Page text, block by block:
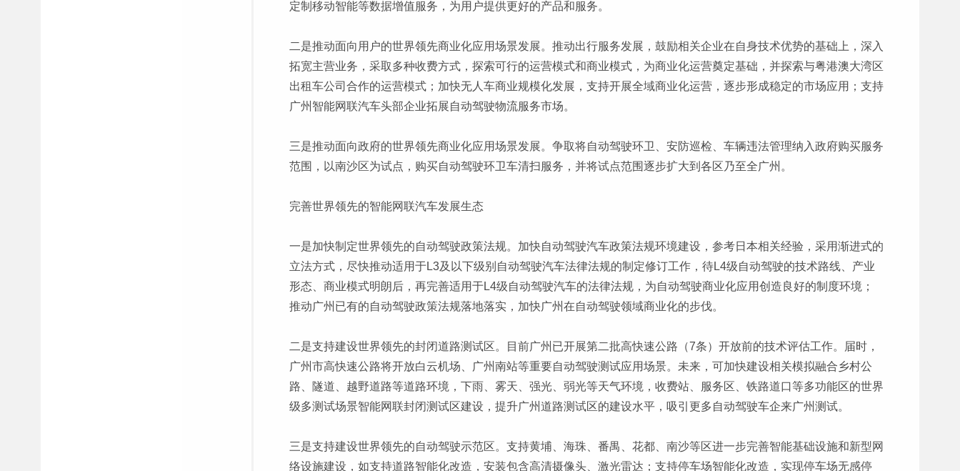
定制移动智能等数据增值服务，为用户提供更好的产品和服务。
二是推动面向用户的世界领先商业化应用场景发展。推动出行服务发展，鼓励相关企业在自身技术优势的基础上，深入
拓宽主营业务，采取多种收费方式，探索可行的运营模式和商业模式，为商业化运营奠定基础，并探索与粤港澳大湾区
出租车公司合作的运营模式；加快无人车商业规模化发展，支持开展全域商业化运营，逐步形成稳定的市场应用；支持
广州智能网联汽车头部企业拓展自动驾驶物流服务市场。
三是推动面向政府的世界领先商业化应用场景发展。争取将自动驾驶环卫、安防巡检、车辆违法管理纳入政府购买服务
范围，以南沙区为试点，购买自动驾驶环卫车清扫服务，并将试点范围逐步扩大到各区乃至全广州。
完善世界领先的智能网联汽车发展生态
一是加快制定世界领先的自动驾驶政策法规。加快自动驾驶汽车政策法规环境建设，参考日本相关经验，采用渐进式的
立法方式，尽快推动适用于L3及以下级别自动驾驶汽车法律法规的制定修订工作，待L4级自动驾驶的技术路线、产业
形态、商业模式明朗后，再完善适用于L4级自动驾驶汽车的法律法规，为自动驾驶商业化应用创造良好的制度环境；
推动广州已有的自动驾驶政策法规落地落实，加快广州在自动驾驶领域商业化的步伐。
二是支持建设世界领先的封闭道路测试区。目前广州已开展第二批高快速公路（7条）开放前的技术评估工作。届时，
广州市高快速公路将开放白云机场、广州南站等重要自动驾驶测试应用场景。未来，可加快建设相关模拟融合乡村公
路、隧道、越野道路等道路环境，下雨、雾天、强光、弱光等天气环境，收费站、服务区、铁路道口等多功能区的世界
级多测试场景智能网联封闭测试区建设，提升广州道路测试区的建设水平，吸引更多自动驾驶车企来广州测试。
三是支持建设世界领先的自动驾驶示范区。支持黄埔、海珠、番禺、花都、南沙等区进一步完善智能基础设施和新型网
络设施建设，如支持道路智能化改造，安装包含高清摄像头、激光雷达；支持停车场智能化改造，实现停车场无感停